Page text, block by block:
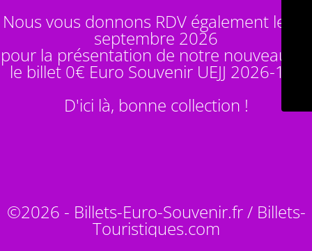
Nous vous donnons RDV également le 14
septembre 2026
pour la présentation de notre nouveauté :
le billet 0€ Euro Souvenir UEJJ 2026-10
D'ici là, bonne collection !
©2026 - Billets-Euro-Souvenir.fr / Billets-
Touristiques.com